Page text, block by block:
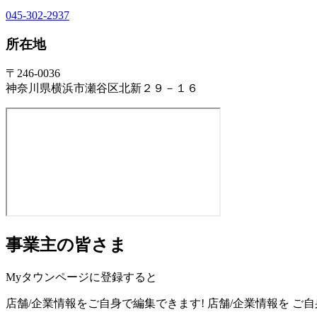
045-302-2937
所在地
〒246-0036
神奈川県横浜市瀬谷区北新２９－１６
事業主の皆さま
Myタウンページに登録すると
店舗/企業情報をご自身で編集できます! 店舗/企業情報を ご